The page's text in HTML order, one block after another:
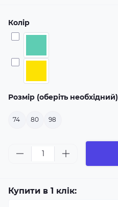
Колір
Розмір (оберіть необхідний)
74 80 98
Купити в 1 клік: